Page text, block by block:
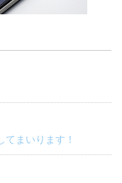
まいります！